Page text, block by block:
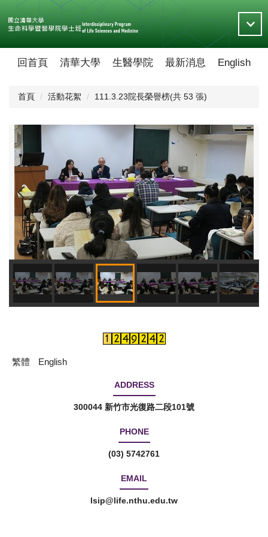
到
主
要
回首頁 清華大學 生醫學院 最新消息 English
首頁 活動花絮 111.3.23院長榮譽榜(共 53 張)
繁體 English
ADDRESS
300044 新竹市光復路二段101號
PHONE
(03) 5742761
EMAIL
lsip@life.nthu.edu.tw